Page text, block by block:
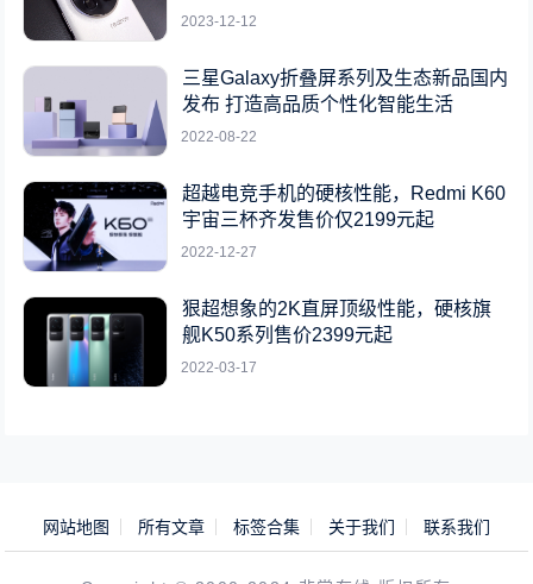
2023-12-12
三星Galaxy折叠屏系列及生态新品国内
发布 打造高品质个性化智能生活
2022-08-22
超越电竞手机的硬核性能，Redmi K60
宇宙三杯齐发售价仅2199元起
2022-12-27
狠超想象的2K直屏顶级性能，硬核旗
舰K50系列售价2399元起
2022-03-17
网站地图 所有文章 标签合集 关于我们 联系我们